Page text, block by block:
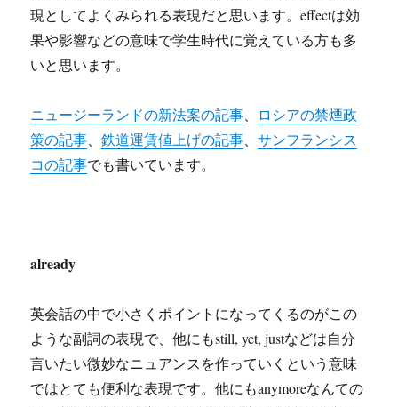
現としてよくみられる表現だと思います。effectは効
果や影響などの意味で学生時代に覚えている方も多
いと思います。
ニュージーランドの新法案の記事
ロシアの禁煙政
策の記事 、鉄道運賃値上げの記事 、サンフランシス
コの記事でも書いています。
already
英会話の中で小さくポイントになってくるのがこの
ような副詞の表現で、他にもstill, yet, justなどは自分
言いたい微妙なニュアンスを作っていくという意味
ではとても便利な表現です。他にもanymoreなんての